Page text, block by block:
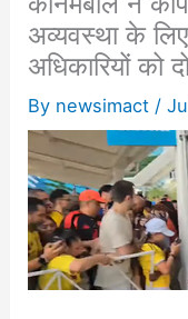
अव्यवस्था के
अधिकारियों को
By newsimact /